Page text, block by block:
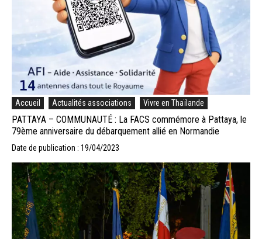
Accueil Actualités associations Vivre en Thaïlande
PATTAYA – COMMUNAUTÉ : La FACS commémore à Pattaya, le
79ème anniversaire du débarquement allié en Normandie
Date de publication : 19/04/2023